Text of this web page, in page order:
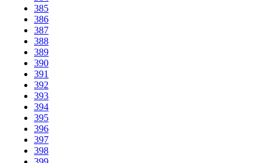
385
386
387
388
389
390
391
392
393
394
395
396
397
398